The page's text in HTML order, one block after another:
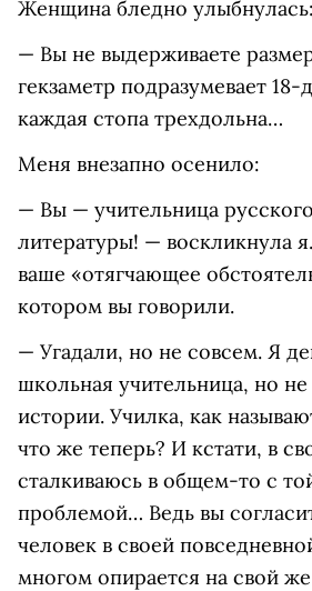
Женщина бледно улыбнулась:
— Вы не выдерживаете
гекзаметр подразумевает
каждая стопа трехдольна…
Меня внезапно осенило:
— Вы — учительница
литературы! — воскликнула
ваше «отягчающее
котором вы говорили.
— Угадали, но не совсем. Я
школьная учительница, но
истории. Училка, как
что же теперь? И кстати, в
сталкиваюсь в общем-то с
проблемой… Ведь вы
человек в своей
многом опирается на свой